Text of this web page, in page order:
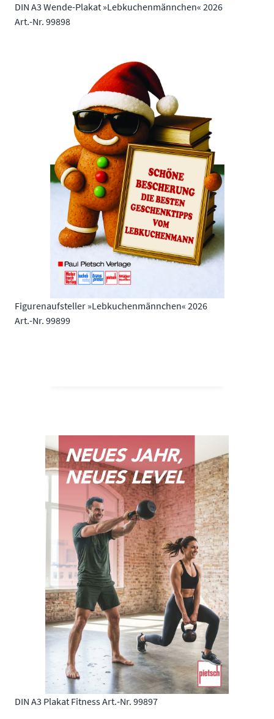
DIN A3 Wende-Plakat »Lebkuchenmännchen« 2026
Art.-Nr. 99898
Figurenaufsteller »Lebkuchenmännchen« 2026
Art.-Nr. 99899
DIN A3 Plakat Fitness Art.-Nr. 99897